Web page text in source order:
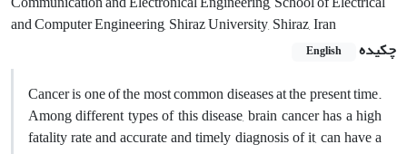
and Computer Engineering, Shiraz University, Shiraz, Iran
چکیده
English
Cancer is one of the most common diseases at the present time.
Among different types of this disease, brain cancer has a high
fatality rate and accurate and timely diagnosis of it, can have a